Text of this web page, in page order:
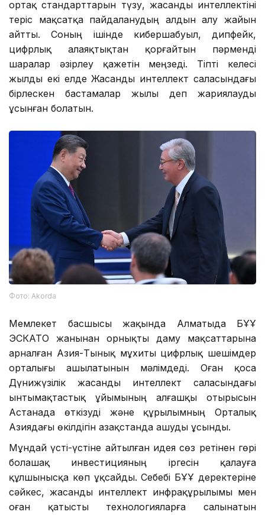
ортақ стандарттарын түзу, жасанды интеллектіні
теріс мақсатқа пайдаланудың алдын алу жайын
айтты. Соның ішінде кибершабуыл, дипфейк,
цифрлық алаяқтықтан қорғайтын пәрменді
шаралар әзірлеу қажетін меңзеді. Тіпті келесі
жылды екі елде Жасанды интеллект саласындағы
бірлескен бастамалар жылы деп жариялауды
ұсынған болатын.
Фото: Аkorda
Мемлекет басшысы жақында Алматыда БҰҰ
ЭСКАТО жанынан орнықты даму мақсаттарына
арналған Азия-Тынық мұхиты цифрлық шешімдер
орталығы ашылатынын мәлімдеді. Оған қоса
Дүнижүзілік жасанды интеллект саласындағы
ынтымақтастық ұйымының алғашқы отырысын
Астанада өткізуді және құрылымның Орталық
Азиядағы өкілдігін Қазақстанда ашуды ұсынды.
Мұндай үсті-үстіне айтылған идея сөз ретінен гөрі
болашақ инвестицияның іргесін қалауға
құлшынысқа көп ұқсайды. Себебі БҰҰ деректеріне
сәйкес, жасанды интеллект инфрақұрылымы мен
оған қатысты технологияларға салынатын